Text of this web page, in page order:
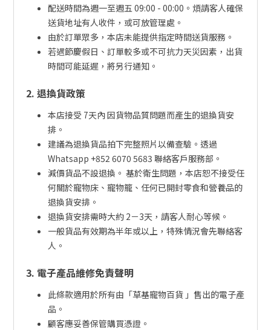
配送時間為週一至週五 09:00 - 00:00。煩請客人確保
送貨地址有人收件，或可放管理處。
由於訂單眾多，本店未能提供指定時間送貨服務。
若遇節慶假日、訂單較多或不可抗力天災因素，出貨
時間可能延遲，將另行通知。
2. 退換貨政策
本店接受 7天內 因貨物品質問題而產生的退換貨安
排。
建議為退換貨品拍下完整照片以備查驗。透過
Whatsapp +852 6070 5683 聯絡客戶服務部。
減價貨品不設退換。 基於衛生問題，本店恕不接受任
何關於寵物床、寵物籠、任何已開封零食和營養品的
退換貨安排。
退換貨安排需時大約 2－3天，請客人耐心等候。
一般貨品有效期為半年或以上，特殊情況會先聯絡客
人。
3. 電子產品維修免責聲明
此條款適用於所有由「草基寵物百貨 」售出的電子產
品。
顧客應妥善保管購買憑證。